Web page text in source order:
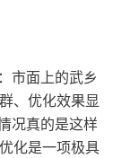
市面上的武乡
、优化效果显
况真的是这样
化是一项极具